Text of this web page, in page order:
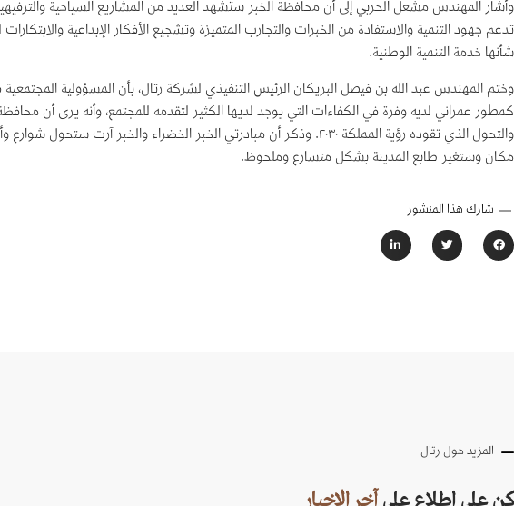
وأشار المهندس مشعل الحربي إلى أن محافظة الخبر ستشهد العديد من المشاريع السياحية
تدعم جهود التنمية والاستفادة من الخبرات والتجارب المتميزة وتشجيع الأفكار الإبداعية
شأنها خدمة التنمية الوطنية.
وختم المهندس عبد الله بن فيصل البريكان الرئيس التنفيذي لشركة رتال، بأن المسؤولية
كمطور عمراني لديه وفرة في الكفاءات التي يوجد لديها الكثير لتقدمه للمجتمع، وأنه يرى أن
والتحول الذي تقوده رؤية المملكة ٢٠٣٠. وذكر أن مبادرتي الخبر الخضراء
مكان وستغير طابع المدينة بشكل متسارع وملحوظ.
شارك هذا المنشور
المزيد حول رتال